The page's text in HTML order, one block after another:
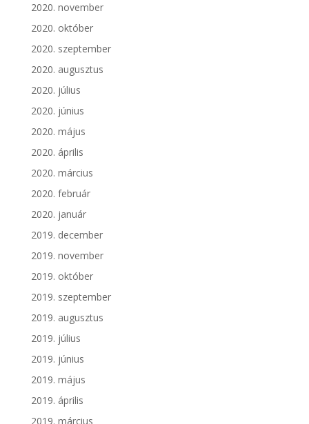
2020. november
2020. október
2020. szeptember
2020. augusztus
2020. július
2020. június
2020. május
2020. április
2020. március
2020. február
2020. január
2019. december
2019. november
2019. október
2019. szeptember
2019. augusztus
2019. július
2019. június
2019. május
2019. április
2019. március